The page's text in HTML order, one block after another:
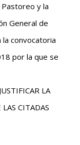
y la
General de
convocatoria
por la que se
LA
CITADAS